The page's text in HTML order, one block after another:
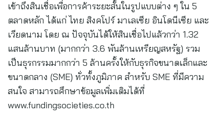
เข้าถึงสินเชื่อเพื่อการค้าระยะสั้นในรูปแบบต่าง ๆ ใน 5
ตลาดหลัก ได้แก่ ไทย สิงคโปร์ มาเลเซีย อินโดนีเซีย และ
เวียดนาม โดย ณ ปัจจุบันได้ให้สินเชื่อไปแล้วกว่า 1.32
แสนล้านบาท (มากกว่า 3.6 พันล้านเหรียญสหรัฐ) รวม
เป็นธุรกรรมมากกว่า 5 ล้านครั้งให้กับธุรกิจขนาดเล็กและ
ขนาดกลาง (SME) ทั่วทั้งภูมิภาค สำหรับ SME ที่มีความ
สนใจ สามารถศึกษาข้อมูลเพิ่มเติมได้ที่
www.fundingsocieties.co.th